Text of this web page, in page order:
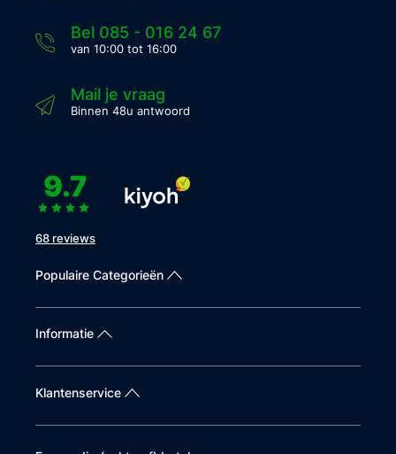
Bel 085 - 016 24 67
van 10:00 tot 16:00
Mail je vraag
Binnen 48u antwoord
9.7
68 reviews
Populaire Categorieën
Informatie
Klantenservice